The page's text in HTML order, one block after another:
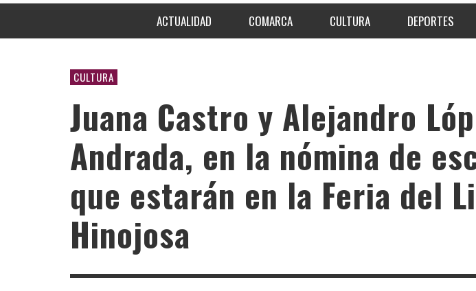
ACTUALIDAD COMARCA CULTURA DEPORTES
CULTURA
Juana Castro y Alejandro
Andrada, en la nómina de
que estarán en la Feria del
Hinojosa